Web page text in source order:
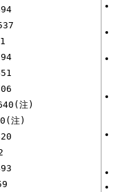
注)
注)